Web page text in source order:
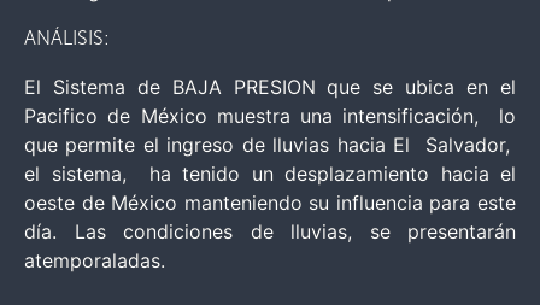
ANÁLISIS:
El Sistema de BAJA PRESION que se ubica en el
Pacifico de México muestra una intensificación, lo
que permite el ingreso de lluvias hacia El Salvador,
el sistema, ha tenido un desplazamiento hacia el
oeste de México manteniendo su influencia para este
día. Las condiciones de lluvias, se presentarán
atemporaladas.